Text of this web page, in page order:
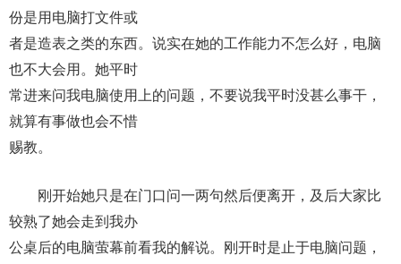
份是用电脑打文件或
者是造表之类的东西。说实在她的工作能力不怎么好，电脑
也不大会用。她平时
常进来问我电脑使用上的问题，不要说我平时没甚么事干，
就算有事做也会不惜
赐教。
刚开始她只是在门口问一两句然后便离开，及后大家比
较熟了她会走到我办
公桌后的电脑萤幕前看我的解说。刚开时是止于电脑问题，